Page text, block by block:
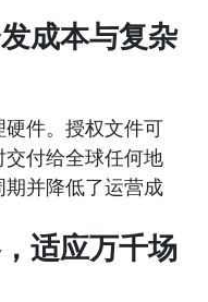
成本与复杂
件。授权文件可
付给全球任何地
并降低了运营成
适应万千场